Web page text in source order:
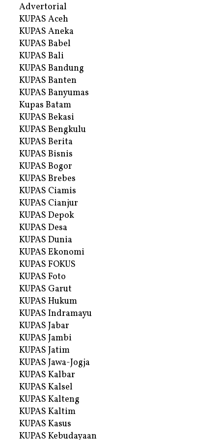
Advertorial
KUPAS Aceh
KUPAS Aneka
KUPAS Babel
KUPAS Bali
KUPAS Bandung
KUPAS Banten
KUPAS Banyumas
Kupas Batam
KUPAS Bekasi
KUPAS Bengkulu
KUPAS Berita
KUPAS Bisnis
KUPAS Bogor
KUPAS Brebes
KUPAS Ciamis
KUPAS Cianjur
KUPAS Depok
KUPAS Desa
KUPAS Dunia
KUPAS Ekonomi
KUPAS FOKUS
KUPAS Foto
KUPAS Garut
KUPAS Hukum
KUPAS Indramayu
KUPAS Jabar
KUPAS Jambi
KUPAS Jatim
KUPAS Jawa-Jogja
KUPAS Kalbar
KUPAS Kalsel
KUPAS Kalteng
KUPAS Kaltim
KUPAS Kasus
KUPAS Kebudayaan